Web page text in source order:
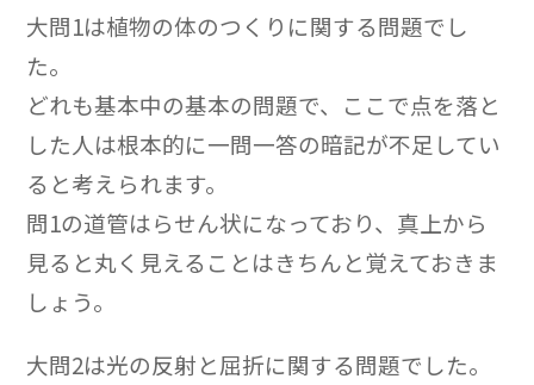
大問1は植物の体のつくりに関する問題でし
た。
どれも基本中の基本の問題で、ここで点を落と
した人は根本的に一問一答の暗記が不足してい
ると考えられます。
問1の道管はらせん状になっており、真上から
見ると丸く見えることはきちんと覚えておきま
しょう。
大問2は光の反射と屈折に関する問題でした。